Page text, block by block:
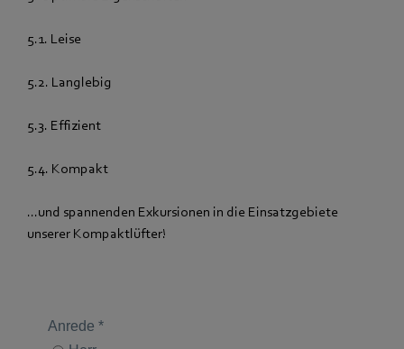
5.1. Leise
5.2. Langlebig
5.3. Effizient
5.4. Kompakt
...und spannenden Exkursionen in die Einsatzgebiete
unserer Kompaktlüfter!